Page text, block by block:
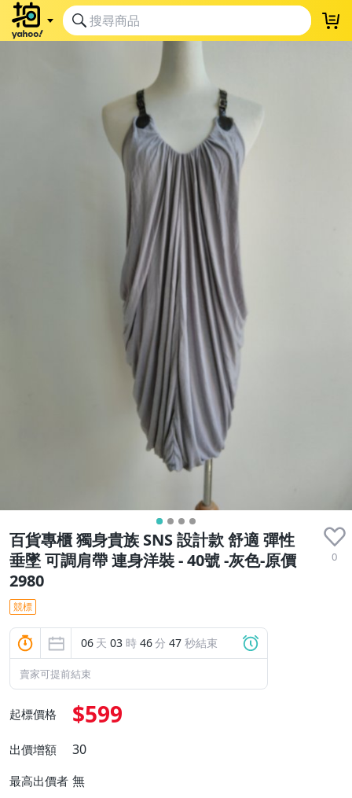
百貨專櫃 獨身貴族 SNS 設計款 舒適 彈性
垂墜 可調肩帶 連身洋裝 - 40號 -灰色-原價
2980
0
競標
06 天 03 時 46分 46 秒結束
賣家可提前結束
起標價格 $599
出價增額 30
最高出價者 無